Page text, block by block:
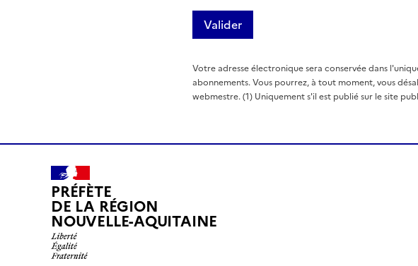
Votre adresse électronique sera conservée dans
abonnements. Vous pourrez, à tout moment, vous
webmestre. (1) Uniquement s'il est publié sur le site
PRÉFÈTE
DE LA RÉGION
NOUVELLE-AQUITAINE